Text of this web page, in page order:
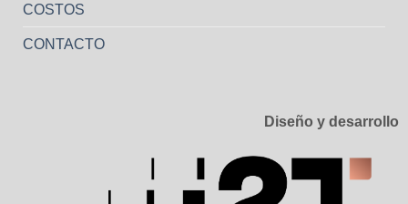
COSTOS
CONTACTO
Diseño y desarrollo